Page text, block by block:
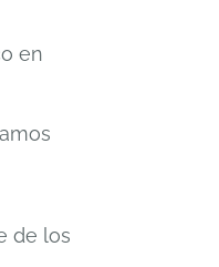
en
de los